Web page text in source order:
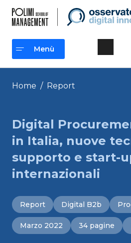
contenuto
Menù
Menù
Home / Report
Digital
in Italia, nuove
supporto e start-
internazionali
Report Digital B2b
Marzo 2022 34 pagine